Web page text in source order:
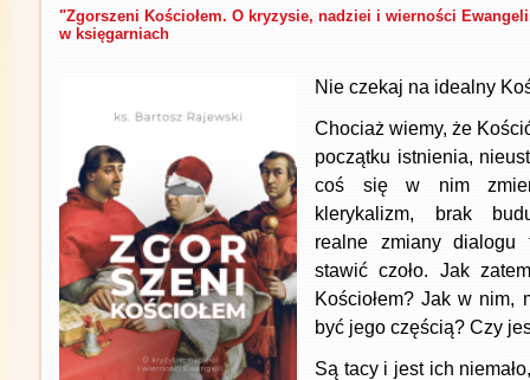
"Zgorszeni Kościołem. O kryzysie, nadziei i wierności
w księgarniach
Nie czekaj na idealny
Chociaż wiemy, że
początku istnienia,
coś się w nim
klerykalizm, brak
realne zmiany dialogu
stawić czoło. Jak
Kościołem? Jak w nim,
być jego częścią? Czy
Są tacy i jest ich